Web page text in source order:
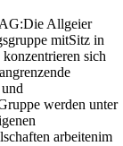
Allgeier
mitSitz in
sich
werden unter
arbeitenim